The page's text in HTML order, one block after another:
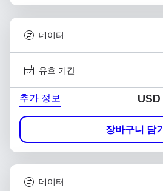
데이터
유효 기간
추가 정보 USD
장바구니 담기
데이터